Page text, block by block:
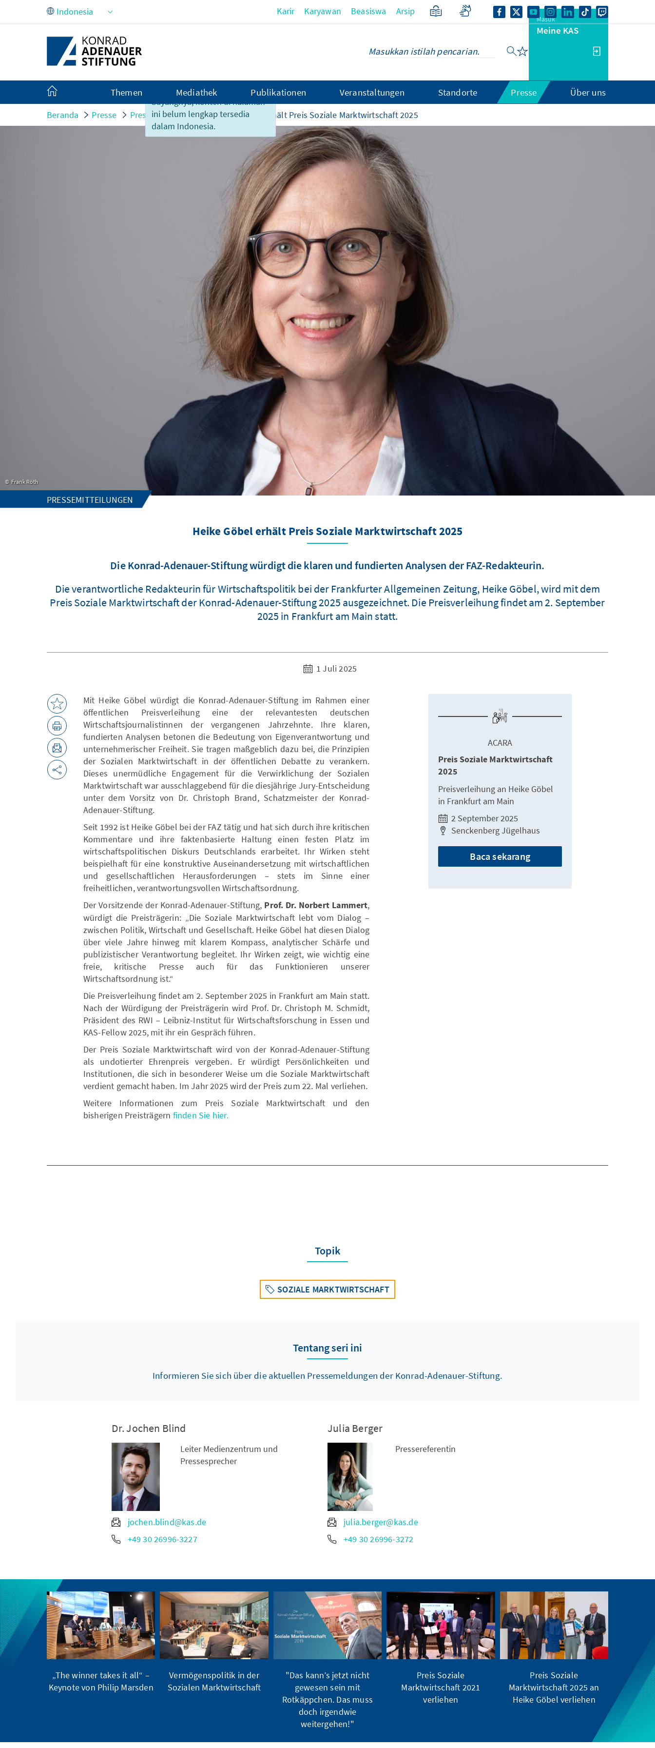
Skip to Main Content
Sayangnya, konten di halaman
ini belum lengkap tersedia
dalam Indonesia.
Karir Karyawan Beasiswa Arsip
Masuk
Meine KAS
Themen Mediathek Publikationen Veranstaltungen Standorte Presse Über uns
Beranda Presse Pressemitteilungen Heike Göbel erhält Preis Soziale Marktwirtschaft 2025
Frank Röth
PRESSEMITTEILUNGEN
Heike Göbel erhält Preis Soziale Marktwirtschaft 2025
Die Konrad-Adenauer-Stiftung würdigt die klaren und fundierten Analysen der FAZ-Redakteurin.
Die verantwortliche Redakteurin für Wirtschaftspolitik bei der Frankfurter Allgemeinen Zeitung, Heike Göbel, wird mit dem
Preis Soziale Marktwirtschaft der Konrad-Adenauer-Stiftung 2025 ausgezeichnet. Die Preisverleihung findet am 2. September
2025 in Frankfurt am Main statt.
1 Juli 2025
Mit Heike Göbel würdigt die Konrad-Adenauer-Stiftung im Rahmen einer
öffentlichen Preisverleihung eine der relevantesten deutschen
Wirtschaftsjournalistinnen der vergangenen Jahrzehnte. Ihre klaren,
fundierten Analysen betonen die Bedeutung von Eigenverantwortung und
unternehmerischer Freiheit. Sie tragen maßgeblich dazu bei, die Prinzipien
der Sozialen Marktwirtschaft in der öffentlichen Debatte zu verankern.
Dieses unermüdliche Engagement für die Verwirklichung der Sozialen
Marktwirtschaft war ausschlaggebend für die diesjährige Jury-Entscheidung
unter dem Vorsitz von Dr. Christoph Brand, Schatzmeister der Konrad-
Adenauer-Stiftung.
Seit 1992 ist Heike Göbel bei der FAZ tätig und hat sich durch ihre kritischen
Kommentare und ihre faktenbasierte Haltung einen festen Platz im
wirtschaftspolitischen Diskurs Deutschlands erarbeitet. Ihr Wirken steht
beispielhaft für eine konstruktive Auseinandersetzung mit wirtschaftlichen
und gesellschaftlichen Herausforderungen – stets im Sinne einer
freiheitlichen, verantwortungsvollen Wirtschaftsordnung.
Der Vorsitzende der Konrad-Adenauer-Stiftung, Prof. Dr. Norbert Lammert,
würdigt die Preisträgerin: „Die Soziale Marktwirtschaft lebt vom Dialog –
zwischen Politik, Wirtschaft und Gesellschaft. Heike Göbel hat diesen Dialog
über viele Jahre hinweg mit klarem Kompass, analytischer Schärfe und
publizistischer Verantwortung begleitet. Ihr Wirken zeigt, wie wichtig eine
freie, kritische Presse auch für das Funktionieren unserer
Wirtschaftsordnung ist.“
Die Preisverleihung findet am 2. September 2025 in Frankfurt am Main statt.
Nach der Würdigung der Preisträgerin wird Prof. Dr. Christoph M. Schmidt,
Präsident des RWI – Leibniz-Institut für Wirtschaftsforschung in Essen und
KAS-Fellow 2025, mit ihr ein Gespräch führen.
Der Preis Soziale Marktwirtschaft wird von der Konrad-Adenauer-Stiftung
als undotierter Ehrenpreis vergeben. Er würdigt Persönlichkeiten und
Institutionen, die sich in besonderer Weise um die Soziale Marktwirtschaft
verdient gemacht haben. Im Jahr 2025 wird der Preis zum 22. Mal verliehen.
Weitere Informationen zum Preis Soziale Marktwirtschaft und den
bisherigen Preisträgern finden Sie hier.
ACARA
Preis Soziale Marktwirtschaft
2025
Preisverleihung an Heike Göbel
in Frankfurt am Main
2 September 2025
Senckenberg Jügelhaus
Baca sekarang
Topik
SOZIALE MARKTWIRTSCHAFT
Tentang seri ini
Informieren Sie sich über die aktuellen Pressemeldungen der Konrad-Adenauer-Stiftung.
Dr. Jochen Blind
Leiter Medienzentrum und
Pressesprecher
jochen.blind@kas.de
+49 30 26996-3227
Julia Berger
Pressereferentin
julia.berger@kas.de
+49 30 26996-3272
„The winner takes it all“ –
Keynote von Philip Marsden
Vermögenspolitik in der
Sozialen Marktwirtschaft
"Das kann’s jetzt nicht
gewesen sein mit
Rotkäppchen. Das muss
doch irgendwie
weitergehen!"
Preis Soziale
Marktwirtschaft 2021
verliehen
Preis Soziale
Marktwirtschaft 2025 an
Heike Göbel verliehen